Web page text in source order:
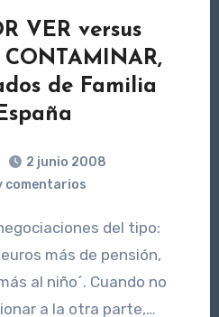
VER versus
CONTAMINAR,
de Familia
2 junio 2008
comentarios
más de pensión,
al niño´. Cuando no
a la otra parte,…